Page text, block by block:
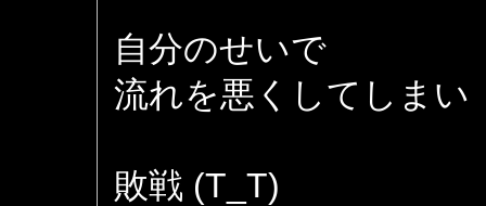
自分のせいで
流れを悪くしてしまい
敗戦 (T_T)